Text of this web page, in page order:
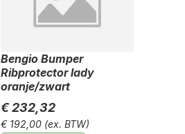
Bengio Bumper
Ribprotector lady
oranje/zwart
€ 232,32
€ 192,00 (ex. BTW)